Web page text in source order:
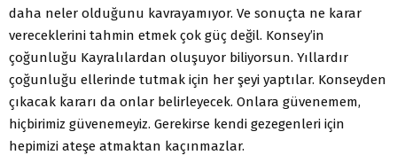
daha neler olduğunu kavrayamıyor. Ve sonuçta ne karar
vereceklerini tahmin etmek çok güç değil. Konsey’in
çoğunluğu Kayralılardan oluşuyor biliyorsun. Yıllardır
çoğunluğu ellerinde tutmak için her şeyi yaptılar. Konseyden
çıkacak kararı da onlar belirleyecek. Onlara güvenemem,
hiçbirimiz güvenemeyiz. Gerekirse kendi gezegenleri için
hepimizi ateşe atmaktan kaçınmazlar.